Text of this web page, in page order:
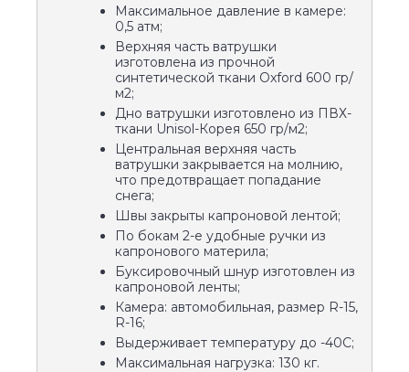
Максимальное давление в камере:
0,5 атм;
Верхняя часть ватрушки
изготовлена из прочной
синтетической ткани Oxford 600 гр/
м2;
Дно ватрушки изготовлено из ПВХ-
ткани Unisol-Корея 650 гр/м2;
Центральная верхняя часть
ватрушки закрывается на молнию,
что предотвращает попадание
снега;
Швы закрыты капроновой лентой;
По бокам 2-е удобные ручки из
капронового материла;
Буксировочный шнур изготовлен из
капроновой ленты;
Камера: автомобильная, размер R-15,
R-16;
Выдерживает температуру до -40С;
Максимальная нагрузка: 130 кг.